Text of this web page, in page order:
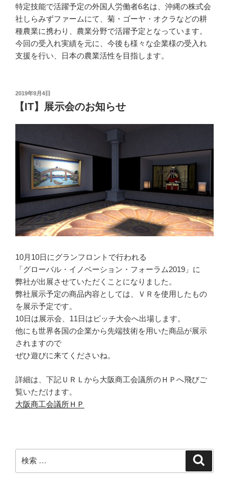
特定技能で活躍予定の外国人労働者6名は、沖縄の株式会
社しらみずファームにて、菊・ゴーヤ・オクラなどの耕
種農業に携わり、農業分野で活躍予定となっています。
今回の受入れ実績を元に、今後も様々な企業様の受入れ
支援を行い、日本の農業活性を目指します。
投
稿
日:
2019年9月4日
【IT】展示会のお知らせ
10月10日にグランフロントで行われる
「グローバル・イノベーション・フォーラム2019」に
弊社が出展させていただくことになりました。
弊社展示予定の商品内容としては、ＶＲを使用したもの
を展示予定です。
10日は展示会、11日はピッチ大会へ出場します。
他にも世界各国の企業から先端技術を用いた商品が展示
されますので
ぜひ遊びに来てくださいね。
詳細は、下記ＵＲＬから大阪商工会議所のＨＰへ飛びご
覧いただけます。
大阪商工会議所ＨＰ
検
索: